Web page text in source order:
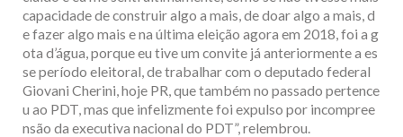
capacidade de construir algo a mais, de doar algo a mais, d
e fazer algo mais e na última eleição agora em 2018, foi a g
ota d’água, porque eu tive um convite já anteriormente a es
se período eleitoral, de trabalhar com o deputado federal
Giovani Cherini, hoje PR, que também no passado pertence
u ao PDT, mas que infelizmente foi expulso por incompree
nsão da executiva nacional do PDT”, relembrou.